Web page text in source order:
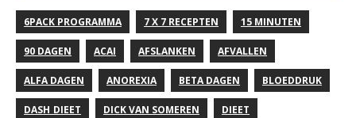
6PACK PROGRAMMA 7 X 7 RECEPTEN 15 MINUTEN
90 DAGEN ACAI AFSLANKEN AFVALLEN
ALFA DAGEN ANOREXIA BETA DAGEN BLOEDDRUK
DASH DIEET DICK VAN SOMEREN DIEET